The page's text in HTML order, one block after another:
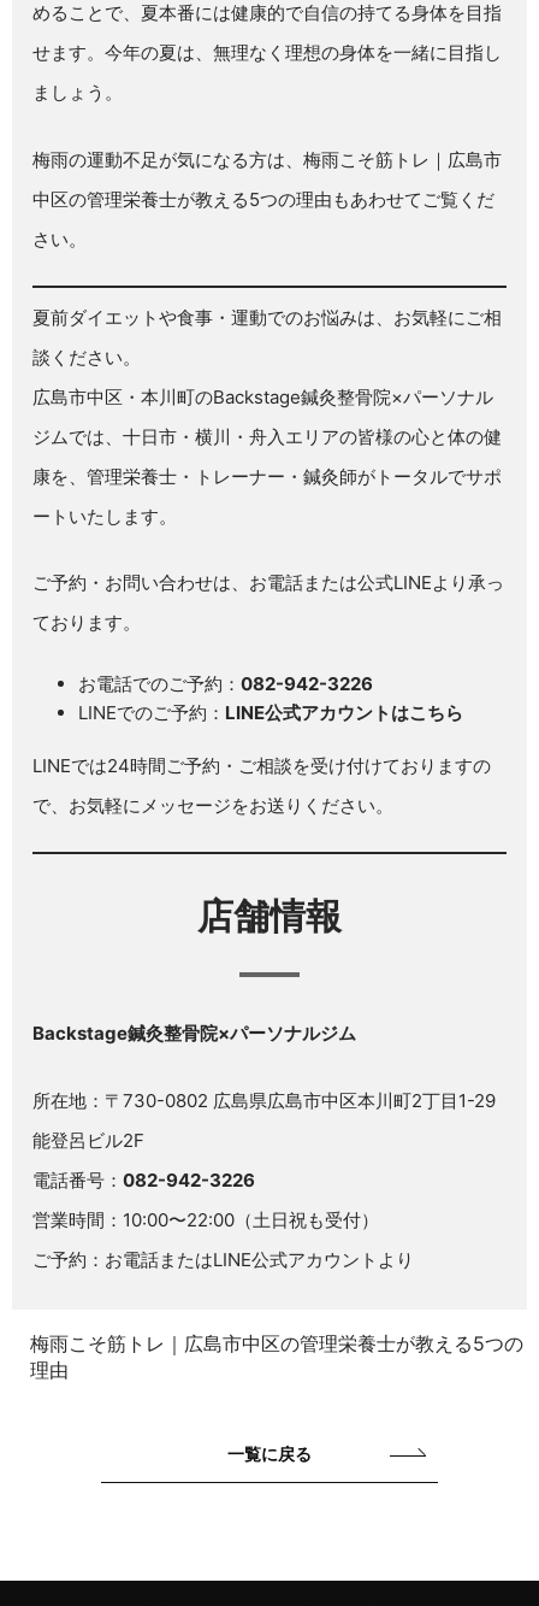
めることで、夏本番には健康的で自信の持てる身体を目指
せます。今年の夏は、無理なく理想の身体を一緒に目指し
ましょう。
梅雨の運動不足が気になる方は、梅雨こそ筋トレ｜広島市
中区の管理栄養士が教える5つの理由 もあわせてご覧くだ
さい。
夏前ダイエットや食事・運動でのお悩みは、お気軽にご相
談ください。
広島市中区・本川町のBackstage鍼灸整骨院×パーソナル
ジムでは、十日市・横川・舟入エリアの皆様の心と体の健
康を、管理栄養士・トレーナー・鍼灸師がトータルでサポ
ートいたします。
ご予約・お問い合わせは、お電話または公式LINEより承っ
ております。
お電話でのご予約： 082-942-3226
LINEでのご予約： LINE公式アカウントはこちら
LINEでは24時間ご予約・ご相談を受け付けておりますの
で、お気軽にメッセージをお送りください。
店舗情報
Backstage鍼灸整骨院×パーソナルジム
所在地：〒730-0802 広島県広島市中区本川町2丁目1-29
能登呂ビル2F
電話番号：082-942-3226
営業時間：10:00〜22:00（土日祝も受付）
ご予約：お電話またはLINE公式アカウント より
梅雨こそ筋トレ｜広島市中区の管理栄養士が教える5つの
理由
一覧に戻る